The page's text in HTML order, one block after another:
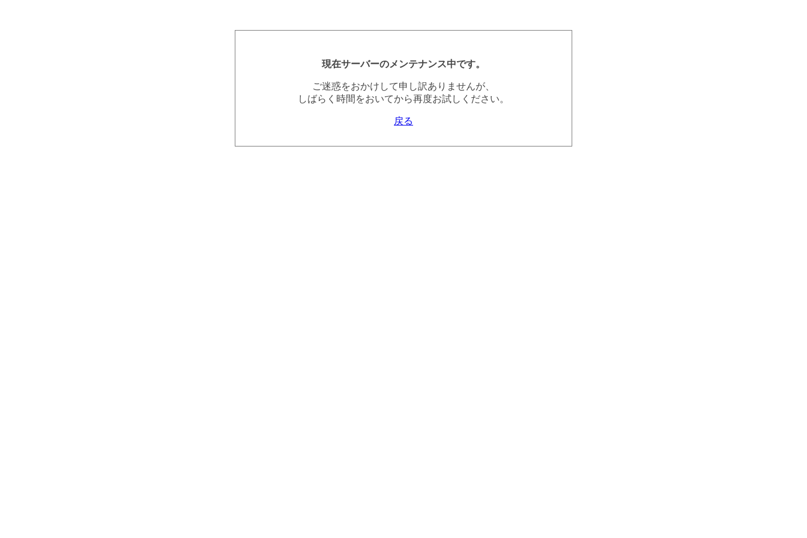
現在サーバーのメンテナンス中です。
ご迷惑をおかけして申し訳ありませんが、
しばらく時間をおいてから再度お試しください。
戻る